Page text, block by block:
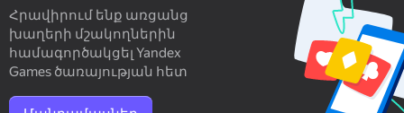
Հրավիրում ենք առցանց
խաղերի մշակողներին
համագործակցել Yandex
Games ծառայության հետ